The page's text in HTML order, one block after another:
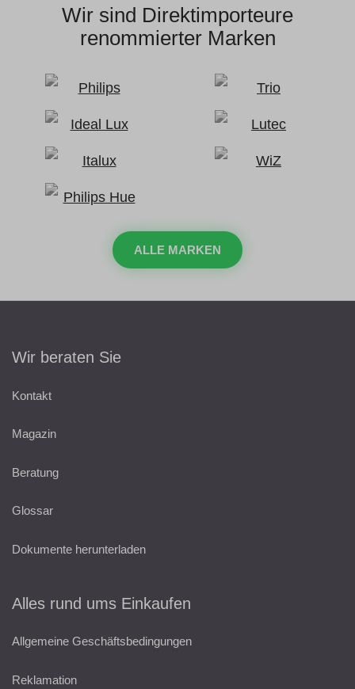
Wir sind Direktimporteure
renommierter Marken
ALLE MARKEN
Wir beraten Sie
Kontakt
Magazin
Beratung
Glossar
Dokumente herunterladen
Alles rund ums Einkaufen
Allgemeine Geschäftsbedingungen
Reklamation